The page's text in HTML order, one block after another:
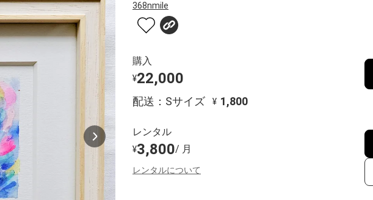
368nmile
購入
¥22,000
配送：Sサイズ ¥ 1,800
レンタル
¥3,800/ 月
レンタルについて